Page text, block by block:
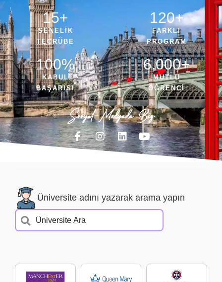
SENELİK
TECRÜBE
15+
FARKLI
PROGRAM
120+
KABUL
BAŞARISI
100%
MUTLU
ÖĞRENCİ
6,000+
Sosyal Medyada Biz
Üniversite adını yazarak arama yapın